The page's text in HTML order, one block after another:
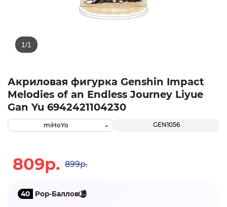
Акриловая фигурка Genshin Impact
Melodies of an Endless Journey Liyue
Gan Yu 6942421104230
GEN1056
miHoYo
809р. 899р.
40 Pop-Баллов